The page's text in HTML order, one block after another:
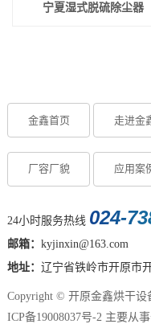
宁夏湿式脱硫除尘器
金鑫首页 走进金
厂容厂貌 应用案
24小时服务热线 024-
邮箱： kyjinxin@163.com
地址： 辽宁省铁岭市开原市
Copyright © 开原金鑫烘干设
ICP备19008037号-2主要从